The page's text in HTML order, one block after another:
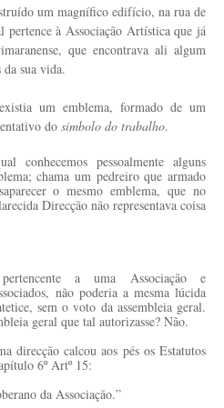
um magnífico edifício, na rua de
à Associação Artística que já
que encontrava ali algum
sua vida.
um emblema, formado de um
do símbolo do trabalho.
conhecemos pessoalmente alguns
chama um pedreiro que armado
o mesmo emblema, que no
Direcção não representava coisa
a uma Associação e
não poderia a mesma lúcida
sem o voto da assembleia geral.
geral que tal autorizasse? Não.
direcção calcou aos pés os Estatutos
6º Artº 15:
da Associação.”